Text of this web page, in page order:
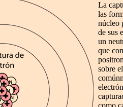
La
las
núcleo
de sus
un
que
sobre